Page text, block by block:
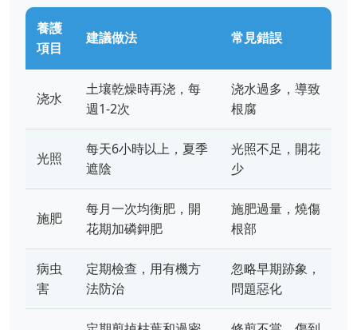
養護
項目
建議做法 常見錯誤
浇水
土壤乾燥時再浇，每
週1-2次
浇水過多，導致
根腐
光照
每天6小時以上，夏季
遮陰
光照不足，開花
少
施肥
每月一次均衡肥，開
花期加磷鉀肥
施肥過量，燒傷
根部
病虫
害
定期檢查，用有機方
法防治
忽略早期跡象，
問題惡化